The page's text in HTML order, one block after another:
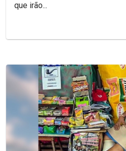
que irão...